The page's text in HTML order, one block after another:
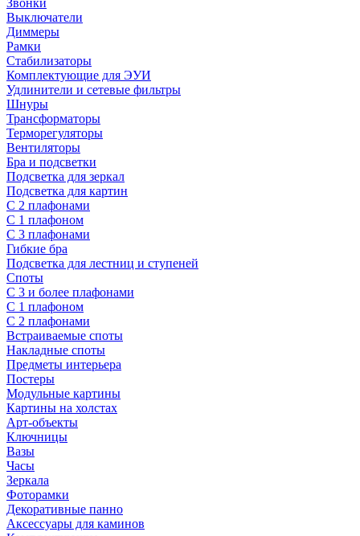
Звонки
Выключатели
Диммеры
Рамки
Стабилизаторы
Комплектующие для ЭУИ
Удлинители и сетевые фильтры
Шнуры
Трансформаторы
Терморегуляторы
Вентиляторы
Бра и подсветки
Подсветка для зеркал
Подсветка для картин
С 2 плафонами
С 1 плафоном
С 3 плафонами
Гибкие бра
Подсветка для лестниц и ступеней
Споты
С 3 и более плафонами
С 1 плафоном
С 2 плафонами
Встраиваемые споты
Накладные споты
Предметы интерьера
Постеры
Модульные картины
Картины на холстах
Арт-объекты
Ключницы
Вазы
Часы
Зеркала
Фоторамки
Декоративные панно
Аксессуары для каминов